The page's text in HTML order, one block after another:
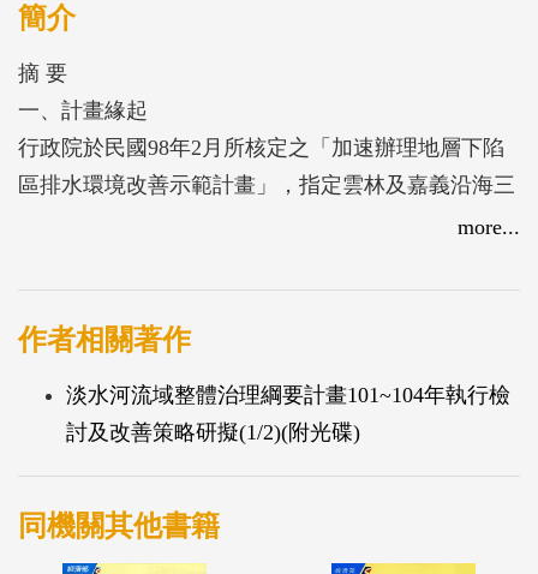
簡介
摘 要
一、計畫緣起
行政院於民國98年2月所核定之「加速辦理地層下陷
區排水環境改善示範計畫」，指定雲林及嘉義沿海三
處區位，做為沿海地層嚴重下陷區之改善示範計畫場
示範區相關整體措施建置項目涵蓋水患治理、水土環
境復育、基礎公共設施整建及土地與產業調整等層
程度為其中之關鍵因素，因此，示範計畫的推動過程
中，除國土復育之成效外，亦應納入整合公眾參與機
制。同時，為持續進行示範計畫推廣工作，相關部門
機關人力之培育，應配合示範計畫，加以深耕培養，
more...
作者相關著作
淡水河流域整體治理綱要計畫101~104年執行檢
討及改善策略研擬(1/2)(附光碟)
同機關其他書籍